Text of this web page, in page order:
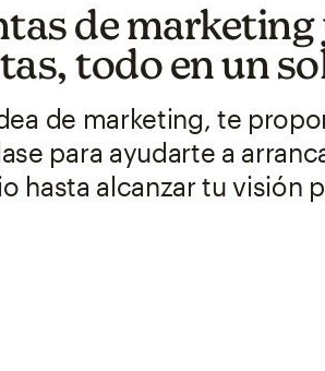
de marketing
todo en un
de marketing, te
para ayudarte a
hasta alcanzar tu visión